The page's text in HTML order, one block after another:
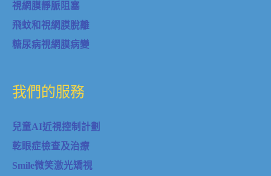
視網膜靜脈阻塞
飛蚊和視網膜脫離
糖尿病視網膜病變
我們的服務
兒童AI近視控制計劃
乾眼症檢查及治療
Smile微笑激光矯視